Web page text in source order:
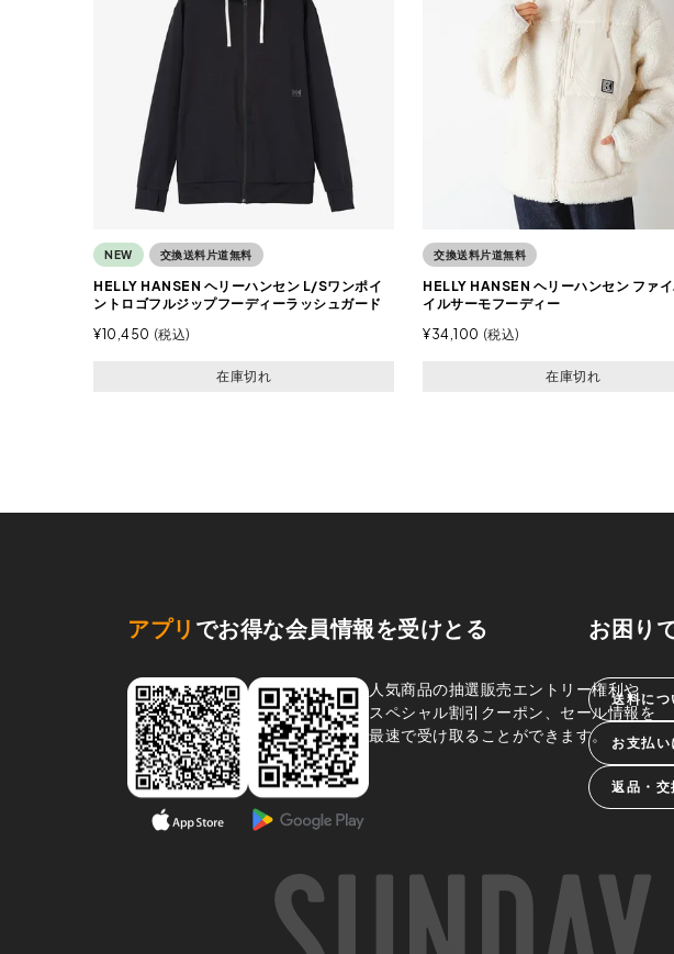
NEW 交換送料片道無料
HELLY HANSEN ヘリーハンセン L/Sワンポイ
ントロゴフルジップフーディーラッシュガード
¥10,450 税込
在庫切れ
交換送料片道無料
HELLY HANSEN ヘリーハンセン ファ
イルサーモフーディー
¥34,100 税込
在庫切れ
アプリ でお得な会員情報を受けとる
人気商品の抽選販売エントリー権利や、
スペシャル割引クーポン、セール情報を
最速で受け取ることができます。
お困り
送料につ
お支払い
返品・交